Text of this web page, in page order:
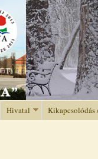
Hivatal Kikapcsolódás